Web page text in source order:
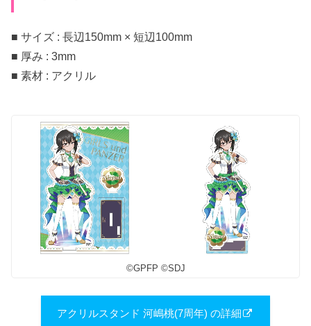
■ サイズ : 長辺150mm × 短辺100mm
■ 厚み : 3mm
■ 素材 : アクリル
©︎GPFP ©︎SDJ
アクリルスタンド 河嶋桃(7周年) の詳細